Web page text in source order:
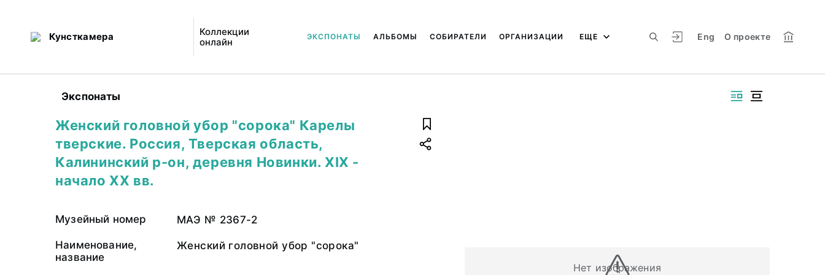
Кунсткамера
Коллекции
онлайн
Eng О проекте
ЭКСПОНАТЫ АЛЬБОМЫ СОБИРАТЕЛИ ОРГАНИЗАЦИИ ЕЩЕ
Экспонаты
Нет изображения
Женский головной убор "сорока" Карелы
тверские. Россия, Тверская область,
Калининский р-он, деревня Новинки. XIX -
начало XX вв.
Музейный номер МАЭ № 2367-2
Наименование,
название
Женский головной убор "сорока"